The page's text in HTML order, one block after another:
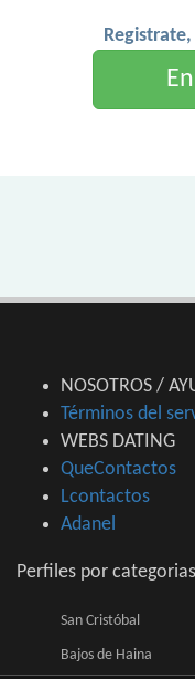
NOSOTROS /
Términos del
WEBS DATING
QueContactos
Lcontactos
Adanel
Perfiles por categorias
San Cristóbal
Bajos de Haina